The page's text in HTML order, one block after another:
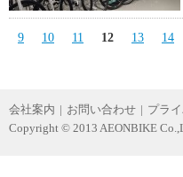
9 10 11 12 13 14
会社案内 | お問い合わせ | プラ
Copyright © 2013 AEONBIKE